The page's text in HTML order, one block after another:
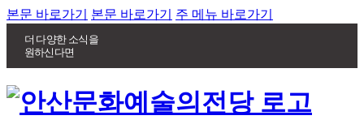
본문 바로가기 본문 바로가기 주 메뉴 바로가기
더 다양한 소식을
원하신다면